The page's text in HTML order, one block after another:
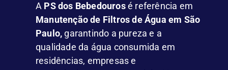
A PS dos Bebedourosé referência em
Manutenção de Filtros de Água em São
Paulo, garantindo a pureza e a
qualidade da água consumida em
residências, empresas e